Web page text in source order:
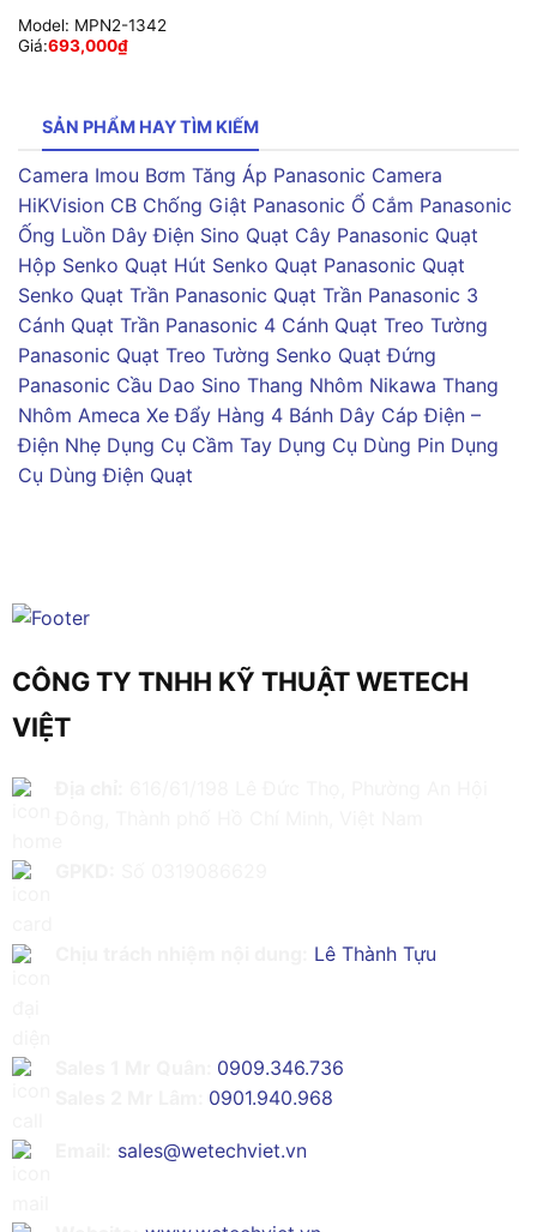
Model: MPN2-1342
Giá:693,000₫
SẢN PHẨM HAY TÌM KIẾM
Camera Imou Bơm Tăng Áp Panasonic Camera
HiKVision CB Chống Giật Panasonic Ổ Cắm Panasonic
Ống Luồn Dây Điện Sino Quạt Cây Panasonic Quạt
Hộp Senko Quạt Hút Senko Quạt Panasonic Quạt
Senko Quạt Trần Panasonic Quạt Trần Panasonic 3
Cánh Quạt Trần Panasonic 4 Cánh Quạt Treo Tường
Panasonic Quạt Treo Tường Senko Quạt Đứng
Panasonic Cầu Dao Sino Thang Nhôm Nikawa Thang
Nhôm Ameca Xe Đẩy Hàng 4 Bánh Dây Cáp Điện –
Điện Nhẹ Dụng Cụ Cầm Tay Dụng Cụ Dùng Pin Dụng
Cụ Dùng Điện Quạt
CÔNG TY TNHH KỸ THUẬT WETECH
VIỆT
Lê Thành Tựu
0909.346.736
0901.940.968
sales@wetechviet.vn